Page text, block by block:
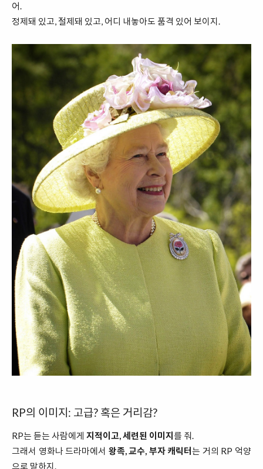
어.
정제돼 있고, 절제돼 있고, 어디 내놓아도 품격 있어 보이지.
RP의 이미지: 고급? 혹은 거리감?
RP는 듣는 사람에게 지적이고, 세련된 이미지 를 줘.
그래서 영화나 드라마에서 왕족, 교수, 부자 캐릭터는 거의 RP 억양
으로 말하지.